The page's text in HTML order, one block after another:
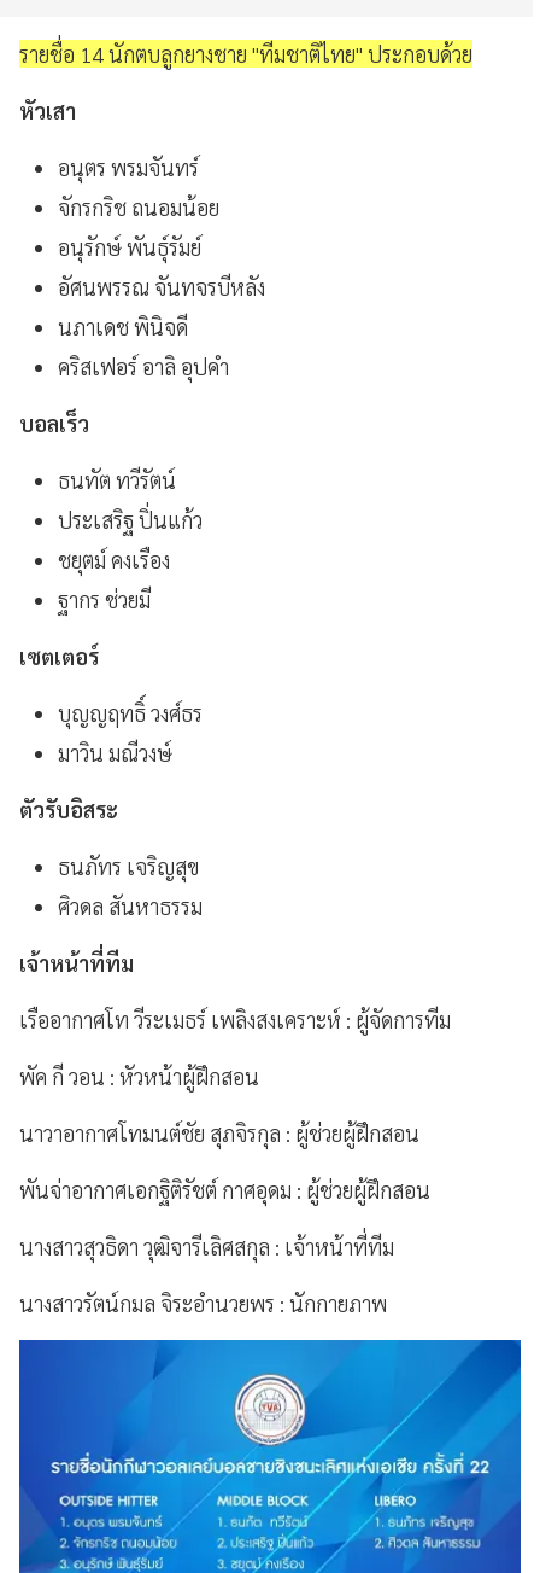
รายชื่อ 14 นักตบลูกยางชาย "ทีมชาติไทย" ประกอบด้วย
หัวเสา
อนุตร พรมจันทร์
จักรกริช ถนอมน้อย
อนุรักษ์ พันธุ์รัมย์
อัศนพรรณ จันทจรบีหลัง
นภาเดช พินิจดี
คริสเฟอร์ อาลิ อุปคำ
บอลเร็ว
ธนทัต ทวีรัตน์
ประเสริฐ ปิ่นแก้ว
ชยุตม์ คงเรือง
ฐากร ช่วยมี
เซตเตอร์
บุญญฤทธิ์ วงศ์ธร
มาวิน มณีวงษ์
ตัวรับอิสระ
ธนภัทร เจริญสุข
ศิวดล สันหาธรรม
เจ้าหน้าที่ทีม
เรืออากาศโท วีระเมธร์ เพลิงสงเคราะห์ : ผู้จัดการทีม
พัค กี วอน : หัวหน้าผู้ฝึกสอน
นาวาอากาศโทมนต์ชัย สุภจิรกุล : ผู้ช่วยผู้ฝึกสอน
พันจ่าอากาศเอกฐิติรัชต์ กาศอุดม : ผู้ช่วยผู้ฝึกสอน
นางสาวสุวธิดา วุฒิจารีเลิศสกุล : เจ้าหน้าที่ทีม
นางสาวรัตน์กมล จิระอำนวยพร : นักกายภาพ